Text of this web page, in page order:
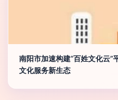
南阳市加速构建“百姓文化云”
文化服务新生态